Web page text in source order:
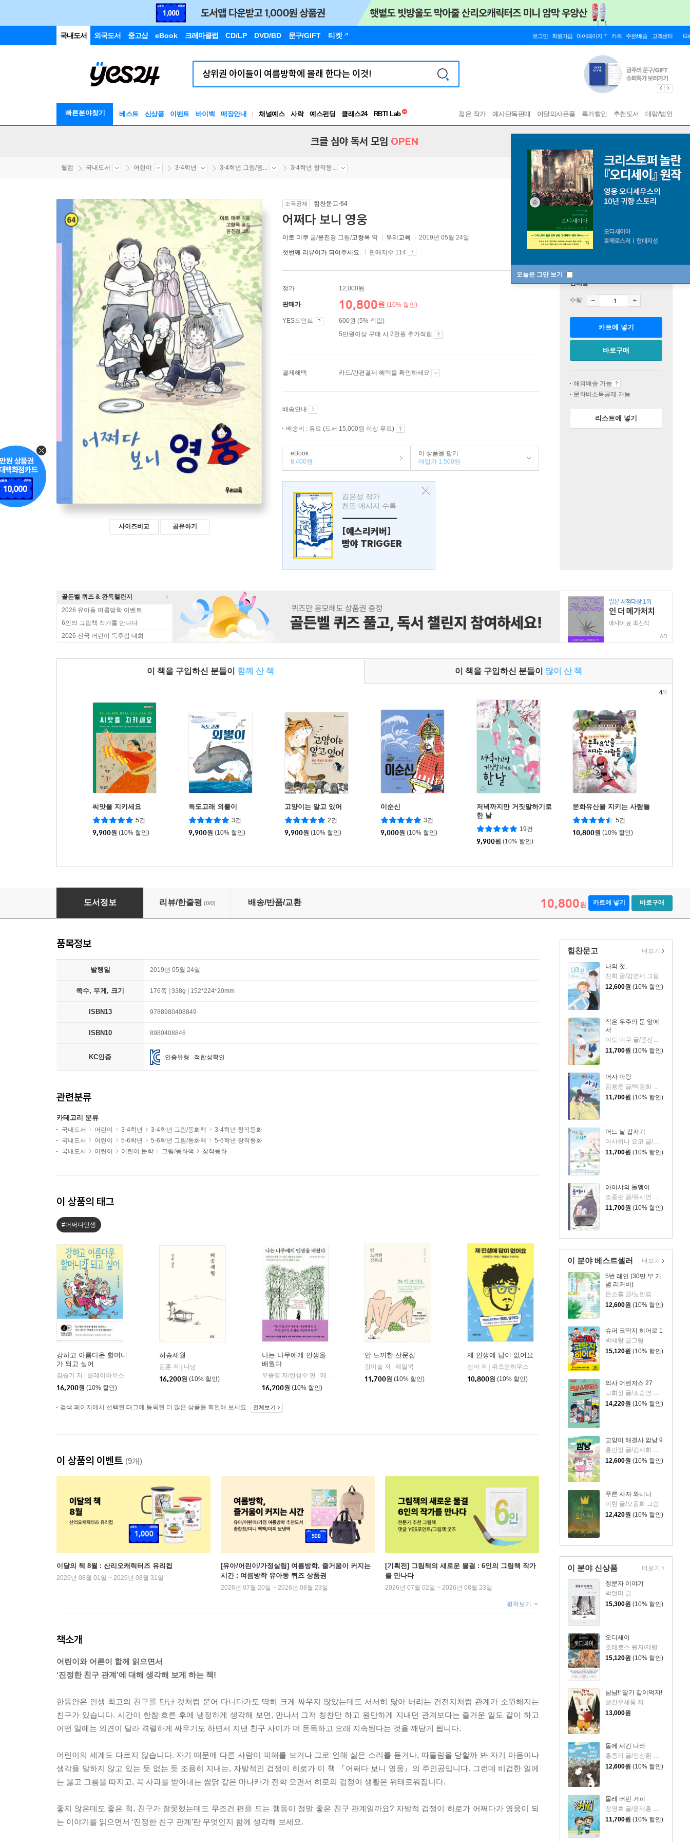
국내도서 외국도서 중고샵 eBook 크레마클럽 CD/LP DVD/BD 문구/GIFT 티켓 로그인 회원가입 마이페이지 카트 주문/배송 고객센터
빠른분야찾기 베스트 신상품 이벤트 바이백 매장안내 채널예스 사락 예스펀딩 클래스24
독서유형검사
젊은 작가 예사단독판매 이달의사은품 특가할인 추천도서 대량/법인
오늘은 그만 보기
크클 심야 독서 모임 OPEN
웰컴 국내도서 어린이 3-4학년 3-4학년 그림/동... 3-4학년 창작동...
사이즈비교 공유하기
소득공제 힘찬문고-64
어쩌다 보니 영웅
이토 미쿠 글/윤진경 그림/고향옥 역 우리교육 2019년 05월 24일
첫번째 리뷰어가 되어주세요. 판매지수 114
정가 12,000원
판매가 10,800원 (10% 할인)
YES포인트
600원 (5% 적립)
5만원이상 구매 시 2천원 추가적립
결제혜택 카드/간편결제 혜택을 확인하세요
배송안내
배송비 : 유료 (도서 15,000원 이상 무료)
eBook
8,400원
이 상품을 팔기
매입가 1,500원
김은성 작가
친필 메시지 수록
---------------
[예스리커버]
빵야 TRIGGER
판매중
수량
카트에 넣기
바로구매
해외배송 가능
문화비소득공제 가능
리스트에 넣기
골든벨 퀴즈 & 완독챌린지
2026 유아동 여름방학 이벤트
6인의 그림책 작가를 만나다
2026 전국 어린이 독후감 대회
AD
이 책을 구입하신 분들이 함께 산 책 이 책을 구입하신 분들이 많이 산 책
씨앗을 지키세요
5건
9,900원 (10% 할인)
독도고래 외뿔이
3건
9,900원 (10% 할인)
고양이는 알고 있어
2건
9,900원 (10% 할인)
이순신
3건
9,000원 (10% 할인)
저녁까지만 거짓말하기로
한 날
19건
9,900원 (10% 할인)
문화유산을 지키는 사람들
5건
10,800원 (10% 할인)
4/4
어쩌다 보니 영웅
도서정보 리뷰/한줄평 (0/0) 배송/반품/교환 10,800원 카트에 넣기 바로구매
힘찬문고
나의 첫,
진희 글/김연제 그림
12,600원 (10% 할인)
작은 우주의 문 앞에
서
이토 미쿠 글/윤진경 그림/고향옥 역
11,700원 (10% 할인)
어사 아랑
11,700원 (10% 할인)
어느 날 갑자기
아사히나 요코 글/미즈모토 사키노 그림/고향옥 역
11,700원 (10% 할인)
아이샤의 돌멩이
11,700원 (10% 할인)
더보기
이 분야 베스트셀러
5번 레인 (30만 부 기
념 리커버)
은소홀 글/노인경 그림
12,600원 (10% 할인)
슈퍼 코딱지 히어로 1
박세랑 글그림
15,120원 (10% 할인)
의사 어벤저스 27
고희정 글/조승연 그림/류정민 감수
14,220원 (10% 할인)
고양이 해결사 깜냥 9
홍민정 글/김재희 그림
12,600원 (10% 할인)
푸른 사자 와니니
이현 글/오윤화 그림
12,420원 (10% 할인)
더보기
이 분야 신상품
정문자 이야기
박멀미 글
15,300원 (10% 할인)
오디세이
호메로스 원저/제럴딘 매코크런 글/김재용 역/장시은 감수
15,120원 (10% 할인)
냠냠!! 딸기 같이먹자!
빨간우체통 저
13,000원
돌에 새긴 나라
12,600원 (10% 할인)
몰래 버린 거피
정영호 글/윤재홍 그림
11,700원 (10% 할인)
더보기
품목정보
발행일 2019년 05월 24일
쪽수, 무게, 크기 176쪽 | 338g | 152*224*20mm
ISBN13 9788980408849
ISBN10 8980408846
KC인증 인증유형 : 적합성확인
관련분류
카테고리 분류
국내도서 어린이 3-4학년 3-4학년 그림/동화책
3-4학년 창작동화
국내도서
어린이 5-6학년 5-6학년 그림/동화책
5-6학년 창작동화
국내도서
어린이 어린이 문학 그림/동화책 창작동화
이 상품의 태그
#어쩌다인생
강하고 아름다운 할머니
가 되고 싶어
김슬기 저
클레이하우스
16,200원 (10% 할인)
허송세월
김훈 저
나남
16,200원 (10% 할인)
나는 나무에게 인생을
배웠다
우종영 저/한성수 편
메이븐
16,200원 (10% 할인)
안 느끼한 산문집
강이슬 저
웨일북
11,700원 (10% 할인)
제 인생에 답이 없어요
선바 저
위즈덤하우스
10,800원 (10% 할인)
검색 페이지에서 선택된 태그에 등록된 더 많은 상품을 확인해 보세요. 전체보기
이 상품의 이벤트 (9개)
이달의 책 8월 : 산리오캐릭터즈 유리컵
2026년 08월 01일 ~ 2026년 08월 31일
[유아/어린이/가정살림] 여름방학, 줄거움이 커지는
시간 : 여름방학 유아동 퀴즈 상품권
2026년 07월 20일 ~ 2026년 08월 23일
[기획전] 그림책의 새로운 물결 : 6인의 그림책 작가
를 만나다
2026년 07월 02일 ~ 2026년 08월 23일
펼쳐보기
책소개
어린이와 어른이 함께 읽으면서
‘진정한 친구 관계’에 대해 생각해 보게 하는 책!
한동안은 인생 최고의 친구를 만난 것처럼 붙어 다니다가도 딱히 크게 싸우지 않았는데도 서서히 닳아 버리는 건전지처럼 관계가 소원해지는
친구가 있습니다. 시간이 한참 흐른 후에 냉정하게 생각해 보면, 만나서 그저 칭찬만 하고 원만하게 지내던 관계보다는 즐거운 일도 같이 하고
어떤 일에는 의견이 달라 격렬하게 싸우기도 하면서 지낸 친구 사이가 더 돈독하고 오래 지속된다는 것을 깨닫게 됩니다.
어린이의 세계도 다르지 않습니다. 자기 때문에 다른 사람이 피해를 보거나 그로 인해 싫은 소리를 듣거나, 따돌림을 당할까 봐 자기 마음이나
생각을 말하지 않고 있는 듯 없는 듯 조용히 지내는, 자발적인 겁쟁이 히로가 이 책 『어쩌다 보니 영웅』의 주인공입니다. 그런데 비겁한 일에
는 옳고 그름을 따지고, 꼭 사과를 받아내는 쌈닭 같은 마나카가 전학 오면서 히로의 겁쟁이 생활은 위태로워집니다.
좋지 않은데도 좋은 척, 친구가 잘못했는데도 무조건 편을 드는 행동이 정말 좋은 친구 관계일까요? 자발적 겁쟁이 히로가 어쩌다가 영웅이 되
는 이야기를 읽으면서 ‘진정한 친구 관계’란 무엇인지 함께 생각해 보세요.